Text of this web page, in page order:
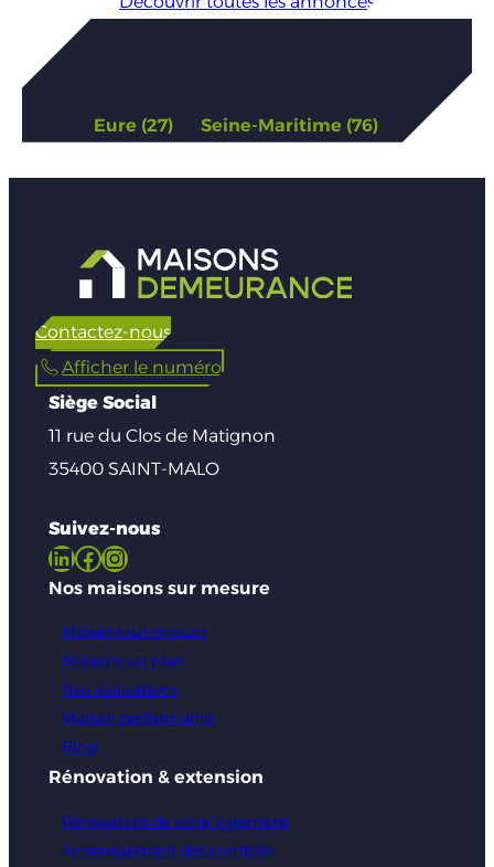
Eure (27) Seine-Maritime (76)
Contactez-nous
Afficher le numéro
Siège Social
11 rue du Clos de Matignon
35400 SAINT-MALO
Suivez-nous
LinkedIn Facebook Instagram
Nos maisons sur mesure
Maisons sur mesure
Maisons sur plan
Nos réalisations
Maison performante
Blog
Rénovation & extension
Rénovation de votre logement
Aménagement des combles